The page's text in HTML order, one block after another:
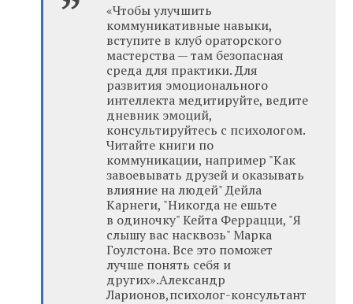
«Чтобы улучшить
коммуникативные навыки,
вступите в клуб ораторского
мастерства — там безопасная
среда для практики. Для
развития эмоционального
интеллекта медитируйте, ведите
дневник эмоций,
консультируйтесь с психологом.
Читайте книги по
коммуникации, например "Как
завоевывать друзей и оказывать
влияние на людей" Дейла
Карнеги, "Никогда не ешьте
в одиночку" Кейта Феррацци, "Я
слышу вас насквозь" Марка
Гоулстона. Все это поможет
лучше понять себя и
других».Александр
Ларионов,психолог-консультант